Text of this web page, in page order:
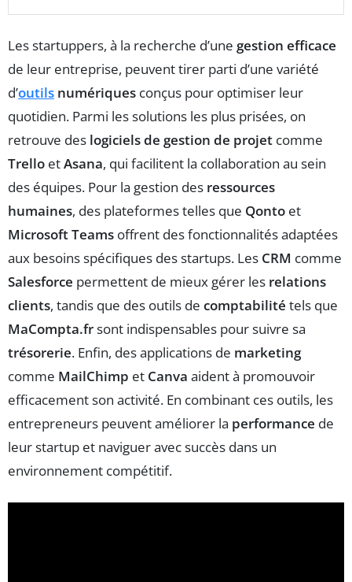
Les startuppers, à la recherche d’une gestion efficace
de leur entreprise, peuvent tirer parti d’une variété
d’outils numériques conçus pour optimiser leur
quotidien. Parmi les solutions les plus prisées, on
retrouve des logiciels de gestion de projet comme
Trello etAsana, qui facilitent la collaboration au sein
des équipes. Pour la gestion des ressources
humaines, des plateformes telles que Qonto et
Microsoft Teams offrent des fonctionnalités adaptées
aux besoins spécifiques des startups. Les CRM comme
Salesforce permettent de mieux gérer les relations
clients, tandis que des outils de comptabilité tels que
MaCompta.frsont indispensables pour suivre sa
trésorerie. Enfin, des applications de marketing
comme MailChimp et Canva aident à promouvoir
efficacement son activité. En combinant ces outils, les
entrepreneurs peuvent améliorer la performance de
leur startup et naviguer avec succès dans un
environnement compétitif.